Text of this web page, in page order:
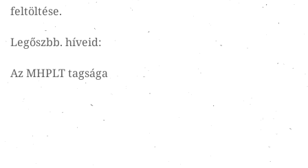
feltöltése.
Legőszbb. híveid:
Az MHPLT tagsága